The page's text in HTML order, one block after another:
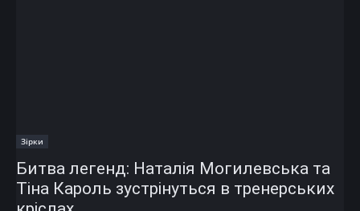
Зірки
Битва легенд: Наталія Могилевська та
Тіна Кароль зустрінуться в тренерських